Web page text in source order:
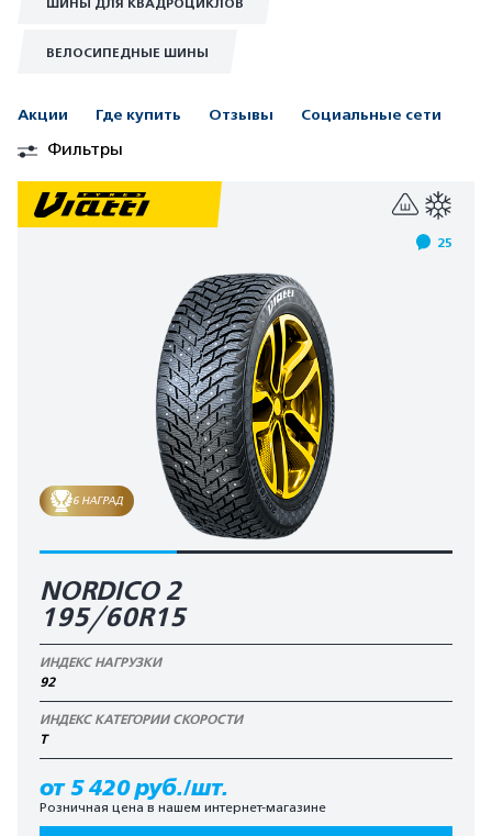
ШИНЫ ДЛЯ КВАДРОЦИКЛОВ
ВЕЛОСИПЕДНЫЕ ШИНЫ
Акции Где купить Отзывы Социальные сети
Фильтры
25
6 НАГРАД
NORDICO 2
195/60R15
ИНДЕКС НАГРУЗКИ
92
ИНДЕКС КАТЕГОРИИ СКОРОСТИ
T
от 5 420 руб./шт.
Розничная цена в нашем интернет-магазине